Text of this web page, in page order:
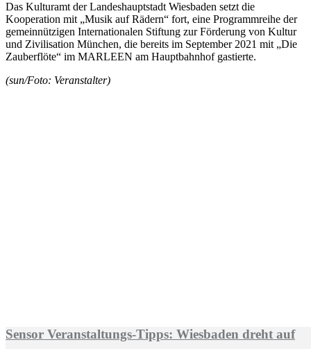
Das Kulturamt der Landeshauptstadt Wiesbaden setzt die
Kooperation mit „Musik auf Rädern“ fort, eine Programmreihe der
gemeinnützigen Internationalen Stiftung zur Förderung von Kultur
und Zivilisation München, die bereits im September 2021 mit „Die
Zauberflöte“ im MARLEEN am Hauptbahnhof gastierte.
(sun/Foto: Veranstalter)
Sensor Veranstaltungs-Tipps: Wiesbaden dreht auf